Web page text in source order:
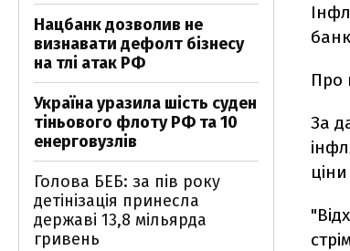
Про
За
Нацбанк дозволив не
визнавати дефолт бізнесу
на тлі атак РФ
Україна уразила шість суден
тіньового флоту РФ та 10
енерговузлів
Голова БЕБ: за пів року
детінізація принесла
державі 13,8 мільярда
гривень